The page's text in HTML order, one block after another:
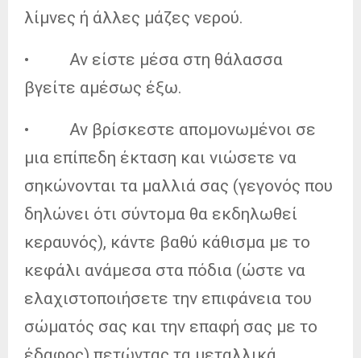
λίμνες ή άλλες μάζες νερού.
• Αν είστε μέσα στη θάλασσα
βγείτε αμέσως έξω.
• Αν βρίσκεστε απομονωμένοι σε
μια επίπεδη έκταση και νιώσετε να
σηκώνονται τα μαλλιά σας (γεγονός που
δηλώνει ότι σύντομα θα εκδηλωθεί
κεραυνός), κάντε βαθύ κάθισμα με το
κεφάλι ανάμεσα στα πόδια (ώστε να
ελαχιστοποιήσετε την επιφάνεια του
σώματός σας και την επαφή σας με το